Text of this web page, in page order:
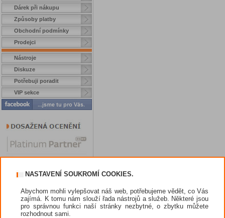
Dárek při nákupu
Způsoby platby
Obchodní podmínky
Prodejci
Nástroje
Diskuze
Potřebuji poradit
VIP sekce
NASTAVENÍ SOUKROMÍ COOKIES.
Abychom mohli vylepšovat náš web, potřebujeme vědět, co Vás
zajímá. K tomu nám slouží řada nástrojů a služeb. Některé jsou
pro správnou funkci naší stránky nezbytné, o zbytku můžete
rozhodnout sami.